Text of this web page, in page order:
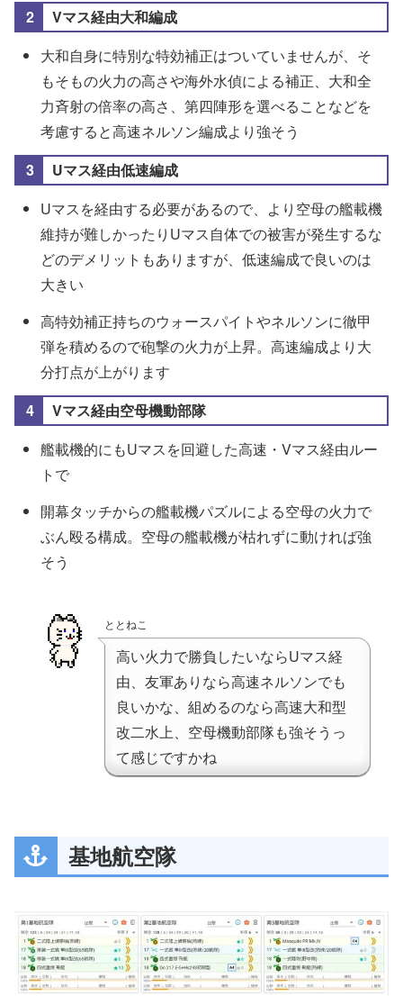
また阻塞気球にも特効補正があるとの事。基本的に
魚雷3とやるよりも魚雷2・阻塞気球の形の方が強く
なります
ボスマスで1つ積むと全体に1.02倍加算（昼戦の
み）、積んでいる本人のみ夜戦時に別の補正が加
わる模様
参考
Vマス経由大和編成
大和自身に特別な特効補正はついていませんが、そ
もそもの火力の高さや海外水偵による補正、大和全
力斉射の倍率の高さ、第四陣形を選べることなどを
考慮すると高速ネルソン編成より強そう
Uマス経由低速編成
Uマスを経由する必要があるので、より空母の艦載機
維持が難しかったりUマス自体での被害が発生するな
どのデメリットもありますが、低速編成で良いのは
大きい
高特効補正持ちのウォースパイトやネルソンに徹甲
弾を積めるので砲撃の火力が上昇。高速編成より大
分打点が上がります
Vマス経由空母機動部隊
艦載機的にもUマスを回避した高速・Vマス経由ルー
トで
開幕タッチからの艦載機パズルによる空母の火力で
ぶん殴る構成。空母の艦載機が枯れずに動ければ強
そう
ととねこ
高い火力で勝負したいならUマス経
由、友軍ありなら高速ネルソンでも
良いかな、組めるのなら高速大和型
改二水上、空母機動部隊も強そうっ
て感じですかね
基地航空隊